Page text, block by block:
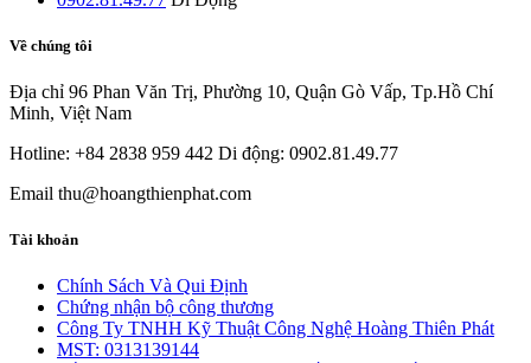
Về chúng tôi
Địa chỉ 96 Phan Văn Trị, Phường 10, Quận Gò Vấp, Tp.Hồ Chí
Minh, Việt Nam
Hotline: +84 2838 959 442 Di động: 0902.81.49.77
Email thu@hoangthienphat.com
Tài khoản
Chính Sách Và Qui Định
Chứng nhận bộ công thương
Công Ty TNHH Kỹ Thuật Công Nghệ Hoàng Thiên Phát
MST: 0313139144